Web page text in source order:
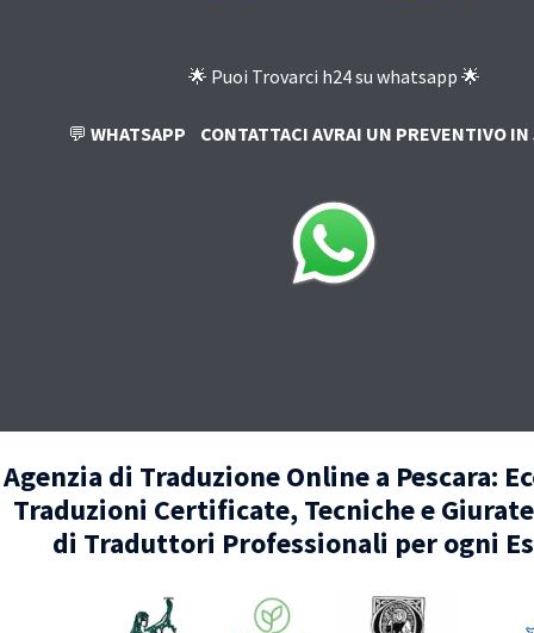
🌟 Puoi Trovarci h24 su whatsapp 🌟
💬 WHATSAPP CONTATTACI AVRAI UN PREVENTIVO
Agenzia di Traduzione Online a Pescara:
Traduzioni Certificate, Tecniche e
di Traduttori Professionali per ogni